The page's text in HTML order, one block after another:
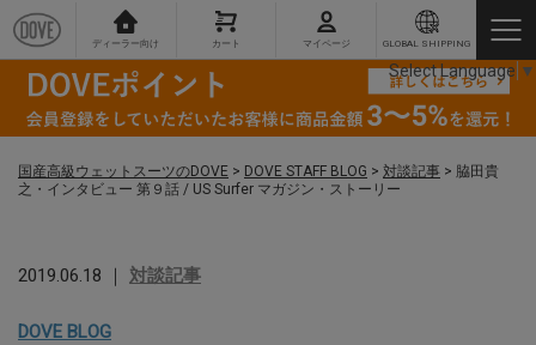
ディーラー向け カート マイページ GLOBAL SHIPPING
国産高級ウェットスーツのDOVE > DOVE STAFF BLOG > 対談記事 > 脇田貴
之・インタビュー 第９話 / US Surfer マガジン・ストーリー
2019.06.18 ｜ 対談記事
DOVE BLOG
Select Language ▼